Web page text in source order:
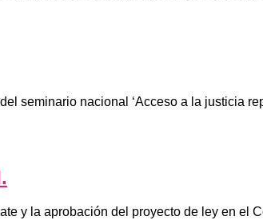
seminario nacional ‘Acceso a la justicia
y la aprobación del proyecto de ley en el